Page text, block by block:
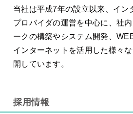
当社は平成7年の設立以来、イン
プロバイダの運営を中心に、社
ークの構築やシステム開発、
インターネットを活用した様々
開しています。
採用情報